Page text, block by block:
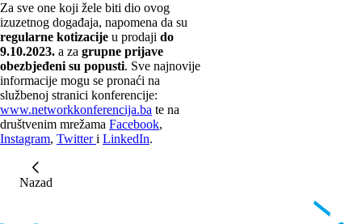
Za sve one koji žele biti dio ovog
izuzetnog događaja, napomena da su
regularne kotizacije u prodaji do
9.10.2023. a za grupne prijave
obezbjeđeni su popusti. Sve najnovije
informacije mogu se pronaći na
službenoj stranici konferencije:
www.networkkonferencija.ba te na
društvenim mrežama Facebook,
Instagram, Twitteri LinkedIn.
Nazad